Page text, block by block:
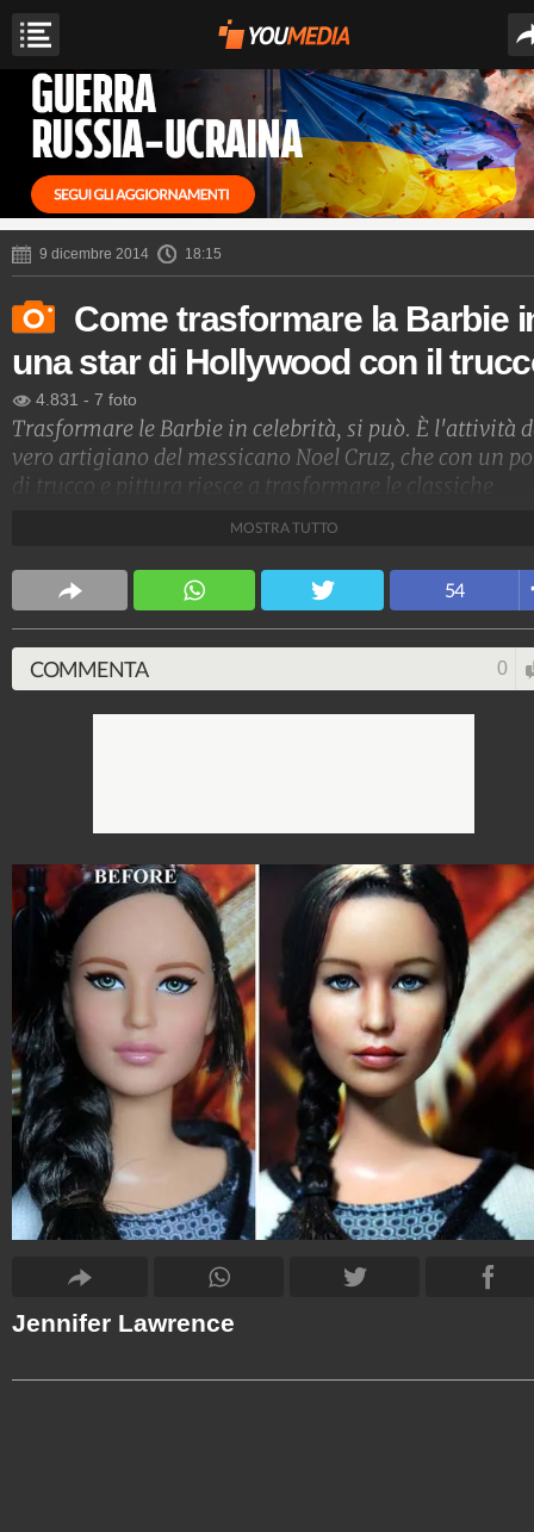
9 dicembre 2014 18:15
Come trasformare la Barbie
una star di Hollywood con il
4.831 - 7 foto
Trasformare le Barbie in celebrità, si può. È l'attività
vero artigiano del messicano Noel Cruz, che con un
di trucco e pittura riesce a trasformare le classiche
"Pirati dei Caraibi" e tanti altri.
4.053.356.190-9.454 video-76.076 foto
MOSTRA TUTTO
54
COMMENTA 0
Jennifer Lawrence